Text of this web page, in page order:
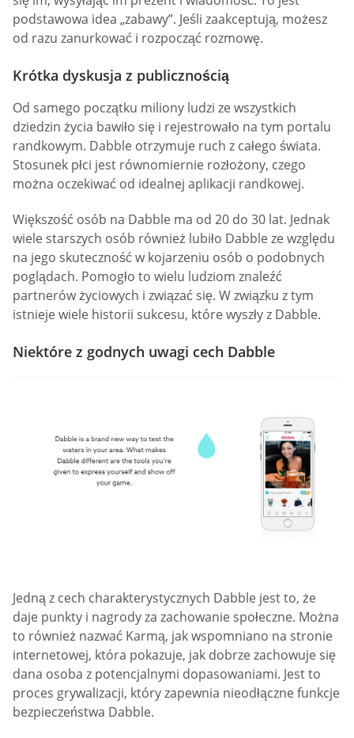
podstawowa idea „zabawy”. Jeśli zaakceptują, możesz
od razu zanurkować i rozpocząć rozmowę.
Krótka dyskusja z publicznością
Od samego początku miliony ludzi ze wszystkich
dziedzin życia bawiło się i rejestrowało na tym portalu
randkowym. Dabble otrzymuje ruch z całego świata.
Stosunek płci jest równomiernie rozłożony, czego
można oczekiwać od idealnej aplikacji randkowej.
Większość osób na Dabble ma od 20 do 30 lat. Jednak
wiele starszych osób również lubiło Dabble ze względu
na jego skuteczność w kojarzeniu osób o podobnych
poglądach. Pomogło to wielu ludziom znaleźć
partnerów życiowych i związać się. W związku z tym
istnieje wiele historii sukcesu, które wyszły z Dabble.
Niektóre z godnych uwagi cech Dabble
Jedną z cech charakterystycznych Dabble jest to, że
daje punkty i nagrody za zachowanie społeczne. Można
to również nazwać Karmą, jak wspomniano na stronie
internetowej, która pokazuje, jak dobrze zachowuje się
dana osoba z potencjalnymi dopasowaniami. Jest to
proces grywalizacji, który zapewnia nieodłączne funkcje
bezpieczeństwa Dabble.